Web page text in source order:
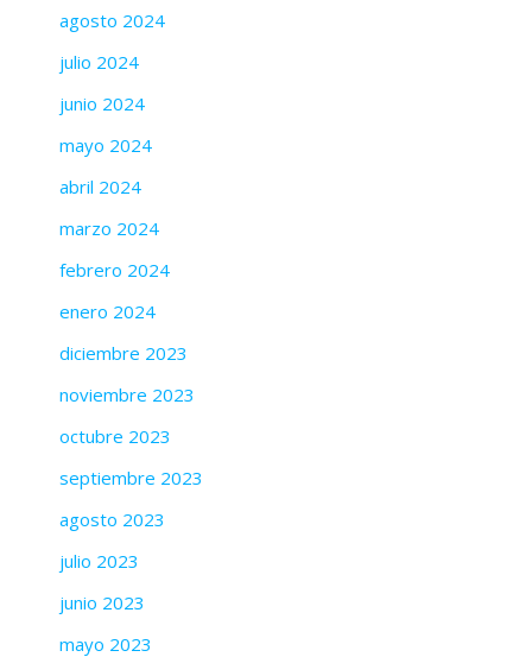
agosto 2024
julio 2024
junio 2024
mayo 2024
abril 2024
marzo 2024
febrero 2024
enero 2024
diciembre 2023
noviembre 2023
octubre 2023
septiembre 2023
agosto 2023
julio 2023
junio 2023
mayo 2023